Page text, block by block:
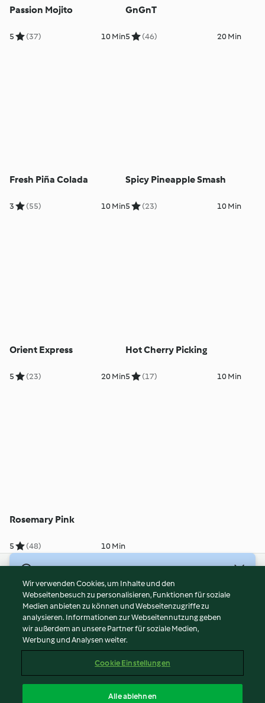
Passion Mojito
5 (37) 10 Min
GnGnT
5 (46) 20 Min
Fresh Piña Colada
3 (55) 10 Min
Spicy Pineapple Smash
5 (23) 10 Min
Orient Express
5 (23) 20 Min
Hot Cherry Picking
5 (17) 10 Min
Rosemary Pink
5 (48) 10 Min
Nutzungsbedingungen
Datenschutzrichtlinien
Disclaimer
Impressum
Inhalt melden
Wir verwenden Cookies, um Inhalte und den
Webseitenbesuch zu personalisieren, Funktionen für soziale
Medien anbieten zu können und Webseitenzugriffe zu
analysieren. Informationen zur Webseitennutzung geben
wir außerdem an unsere Partner für soziale Medien,
Werbung und Analysen weiter.
Cookie Einstellungen
Alle ablehnen